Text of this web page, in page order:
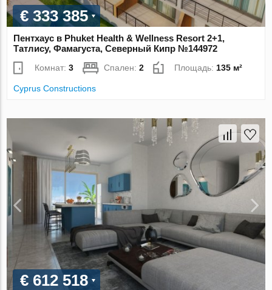
€ 333 385
Пентхаус в Phuket Health & Wellness Resort 2+1,
Татлису, Фамагуста, Северный Кипр №144972
Комнат:3 Спален:2 Площадь:135 м²
Cyprus Constructions
€ 612 518